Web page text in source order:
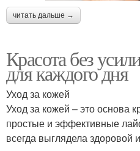
читать дальше →
Красота без
для каждого дня
Уход за кожей
Уход за кожей – это основа
простые и эффективные
всегда выглядела здоровой